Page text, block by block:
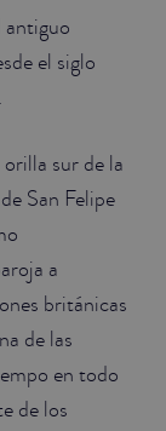
antiguo
el siglo
sur de la
San Felipe
a
británicas
de las
en todo
de los